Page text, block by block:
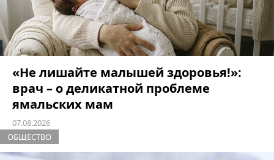
«Не лишайте малышей здоровья!»:
врач – о деликатной проблеме
ямальских мам
07.08.2026
ОБЩЕСТВО